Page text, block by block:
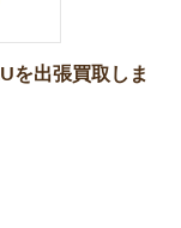
を出張買取しま